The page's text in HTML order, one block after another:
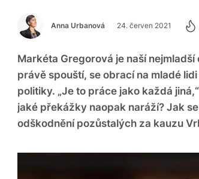
Anna Urbanová 24. červen 2021
Markéta Gregorová je naší
právě spouští, se obrací na mladé
politiky. „Je to práce jako každá
jaké překážky naopak naráží? Jak
odškodnění pozůstalých za kauzu